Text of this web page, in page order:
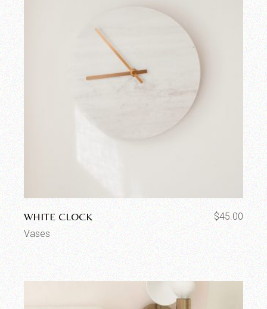
WHITE CLOCK $45.00
Vases